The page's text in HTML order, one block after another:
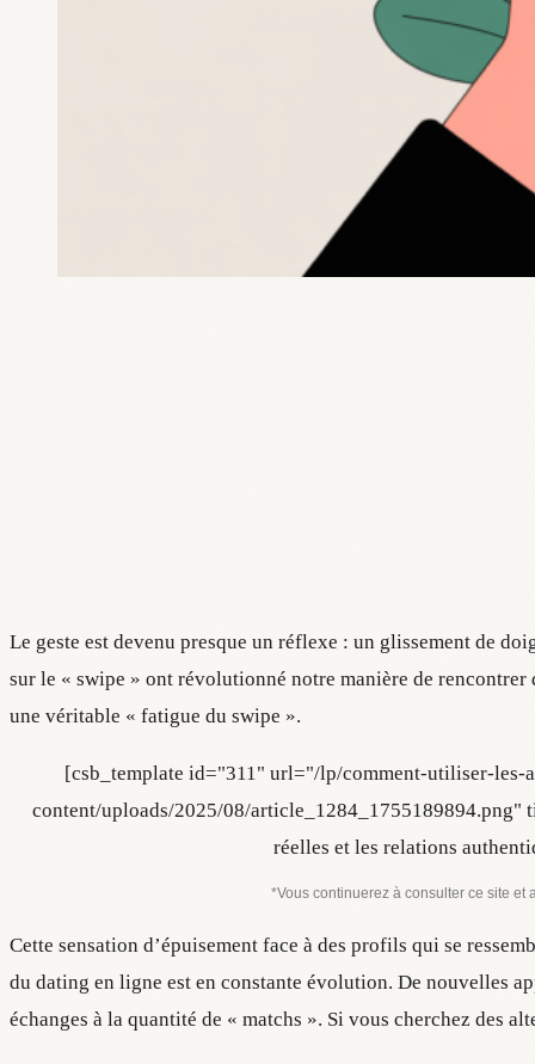
Le geste est devenu presque un réflexe : un glissement de
sur le « swipe » ont révolutionné notre manière de
une véritable « fatigue du swipe ».
[csb_template id="311" url="/lp/comment-utiliser-les-
content/uploads/2025/08/
réelles et les relations
*Vous continuerez à consulter ce site
Cette sensation d’épuisement face à des profils qui se
du dating en ligne est en constante évolution. De nouvelles
échanges à la quantité de « matchs ». Si vous cherchez des